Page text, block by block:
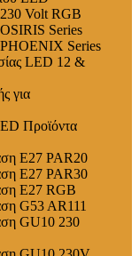
Volt RGB
Series
Series
LED 12 &
για
Προϊόντα
E27 PAR20
E27 PAR30
E27 RGB
G53 AR111
GU10 230